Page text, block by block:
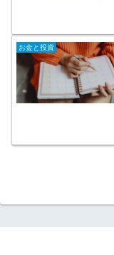
お金と投資